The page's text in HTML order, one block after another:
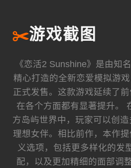
✂️游戏截图
《恋活2 Sunshine》是由知
精心打造的全新恋爱模拟游
正式发售。这款游戏延续了
在各个方面都有显著提升。
方岛屿世界中，玩家可以创
理想女伴。相比前作，本作
义选项，包括更多样化的发
配，以及更加精细的面部调